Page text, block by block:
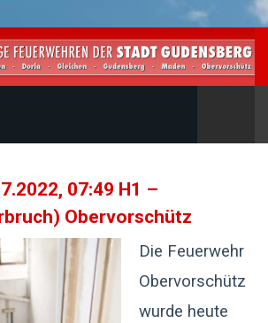
07:49 H1 –
Obervorschütz
Die Feuerwehr
Obervorschütz
wurde heute